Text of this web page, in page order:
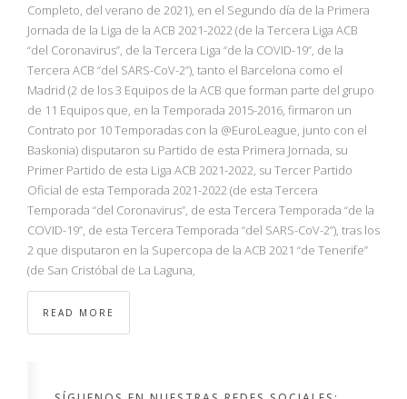
Completo, del verano de 2021), en el Segundo día de la Primera
Jornada de la Liga de la ACB 2021-2022 (de la Tercera Liga ACB
“del Coronavirus”, de la Tercera Liga “de la COVID-19”, de la
Tercera ACB “del SARS-CoV-2”), tanto el Barcelona como el
Madrid (2 de los 3 Equipos de la ACB que forman parte del grupo
de 11 Equipos que, en la Temporada 2015-2016, firmaron un
Contrato por 10 Temporadas con la @EuroLeague, junto con el
Baskonia) disputaron su Partido de esta Primera Jornada, su
Primer Partido de esta Liga ACB 2021-2022, su Tercer Partido
Oficial de esta Temporada 2021-2022 (de esta Tercera
Temporada “del Coronavirus”, de esta Tercera Temporada “de la
COVID-19”, de esta Tercera Temporada “del SARS-CoV-2”), tras los
2 que disputaron en la Supercopa de la ACB 2021 “de Tenerife”
(de San Cristóbal de La Laguna,
READ MORE